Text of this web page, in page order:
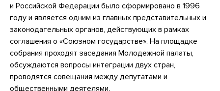
и Российской Федерации было сформировано в 1996
году и является одним из главных представительных и
законодательных органов, действующих в рамках
соглашения о «Союзном государстве». На площадке
собрания проходят заседания Молодежной палаты,
обсуждаются вопросы интеграции двух стран,
проводятся совещания между депутатами и
общественными деятелями.